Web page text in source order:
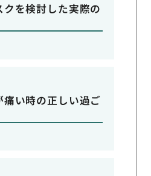
を検討した実際の
い時の正しい過ご